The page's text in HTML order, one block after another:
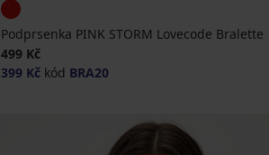
Podprsenka PINK STORM Lovecode Bralette
499 Kč
399 Kč kód BRA20